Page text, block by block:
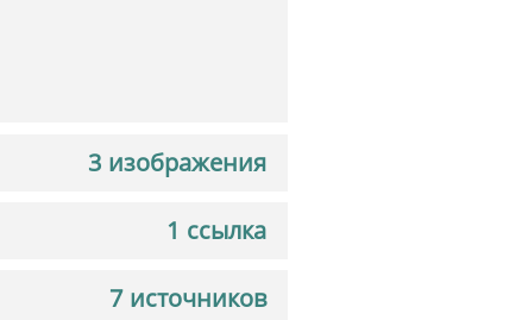
3 изображения
1 ссылка
7 источников